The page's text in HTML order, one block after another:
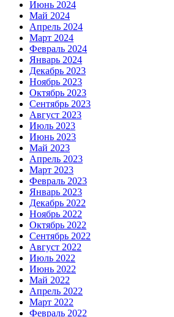
Июнь 2024
Май 2024
Апрель 2024
Март 2024
Февраль 2024
Январь 2024
Декабрь 2023
Ноябрь 2023
Октябрь 2023
Сентябрь 2023
Август 2023
Июль 2023
Июнь 2023
Май 2023
Апрель 2023
Март 2023
Февраль 2023
Январь 2023
Декабрь 2022
Ноябрь 2022
Октябрь 2022
Сентябрь 2022
Август 2022
Июль 2022
Июнь 2022
Май 2022
Апрель 2022
Март 2022
Февраль 2022